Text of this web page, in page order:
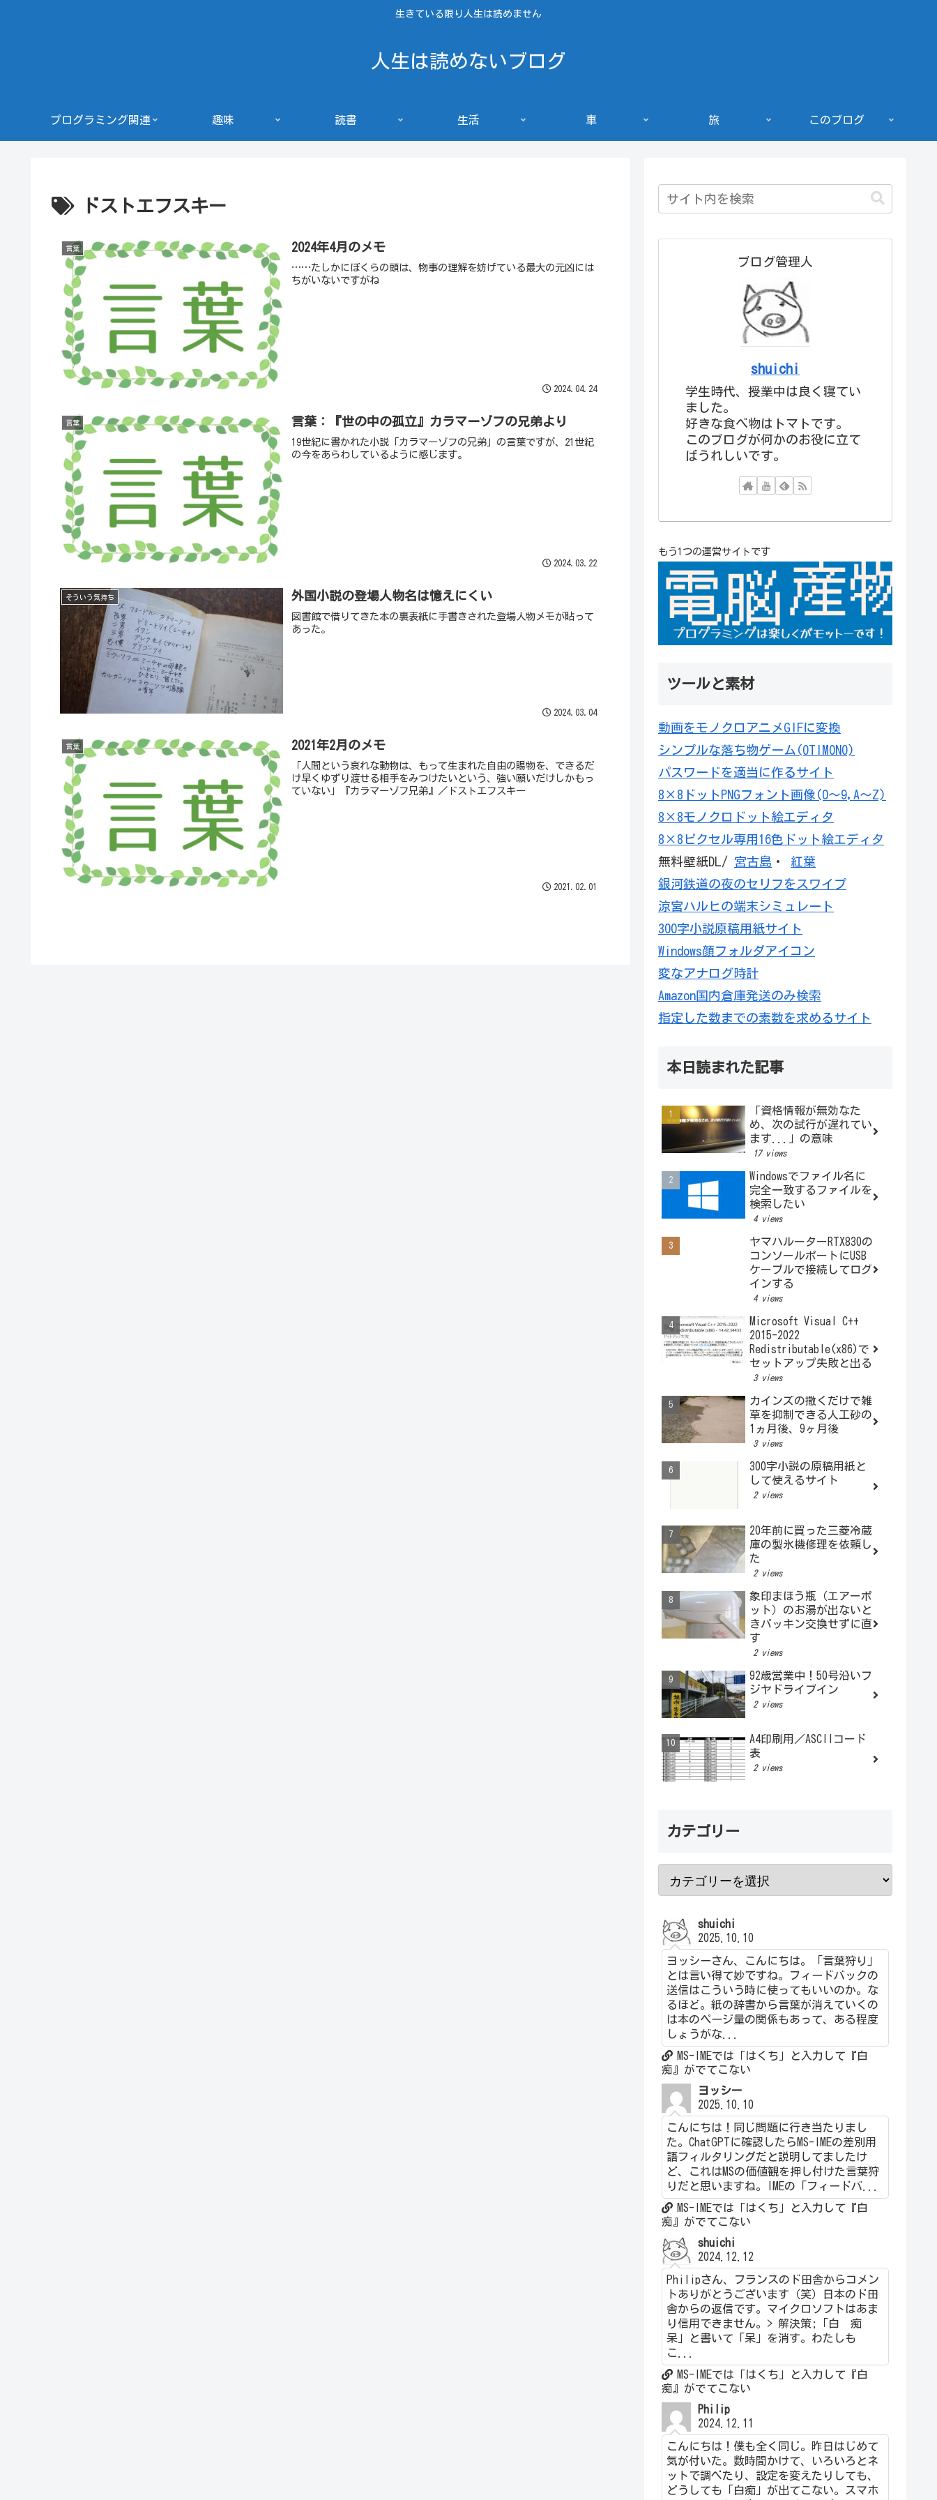
生きている限り人生は読めません
人生は読めないブログ
プログラミング関連 趣味 読書 生活 車 旅 このブログ
ドストエフスキー
言葉 2024年4月のメモ
……たしかにぼくらの頭は、物事の理解を妨げている最大の元凶には
ちがいないですがね
2024.04.24
言葉 言葉：『世の中の孤立』カラマーゾフの兄弟より
19世紀に書かれた小説「カラマーゾフの兄弟」の言葉ですが、21世紀
の今をあらわしているように感じます。
2024.03.22
そういう気持ち 外国小説の登場人物名は憶えにくい
図書館で借りてきた本の裏表紙に手書きされた登場人物メモが貼って
あった。
2024.03.04
言葉 2021年2月のメモ
「人間という哀れな動物は、もって生まれた自由の賜物を、できるだ
け早くゆずり渡せる相手をみつけたいという、強い願いだけしかもっ
ていない」『カラマーゾフ兄弟』／ドストエフスキー
2021.02.01
ブログ管理人
shuichi
学生時代、授業中は良く寝てい
ました。
好きな食べ物はトマトです。
このブログが何かのお役に立て
ばうれしいです。
もう1つの運営サイトです
ツールと素材
動画をモノクロアニメGIFに変換
シンプルな落ち物ゲーム(OTIMONO)
パスワードを適当に作るサイト
8×8ドットPNGフォント画像(0～9,A～Z)
8×8モノクロドット絵エディタ
8×8ピクセル専用16色ドット絵エディタ
無料壁紙DL/ 宮古島 ・ 紅葉
銀河鉄道の夜のセリフをスワイプ
涼宮ハルヒの端末シミュレート
300字小説原稿用紙サイト
Windows顔フォルダアイコン
変なアナログ時計
Amazon国内倉庫発送のみ検索
指定した数までの素数を求めるサイト
本日読まれた記事
「資格情報が無効なた
め、次の試行が遅れてい
ます...」の意味
17 views
Windowsでファイル名に
完全一致するファイルを
検索したい
4 views
ヤマハルーターRTX830の
コンソールポートにUSB
ケーブルで接続してログ
インする
4 views
Microsoft Visual C++
2015-2022
Redistributable(x86)で
セットアップ失敗と出る
3 views
カインズの撒くだけで雑
草を抑制できる人工砂の
1ヵ月後、9ヶ月後
3 views
300字小説の原稿用紙と
して使えるサイト
2 views
20年前に買った三菱冷蔵
庫の製氷機修理を依頼し
た
2 views
象印まほう瓶（エアーポ
ット）のお湯が出ないと
きパッキン交換せずに直
す
2 views
92歳営業中！50号沿いフ
ジヤドライブイン
2 views
A4印刷用／ASCIIコード
表
2 views
カテゴリー
shuichi
2025.10.10
ヨッシーさん、こんにちは。「言葉狩り」
とは言い得て妙ですね。フィードバックの
送信はこういう時に使ってもいいのか。な
るほど。紙の辞書から言葉が消えていくの
は本のページ量の関係もあって、ある程度
しょうがな...
MS-IMEでは「はくち」と入力して『白
痴』がでてこない
ヨッシー
2025.10.10
こんにちは！同じ問題に行き当たりまし
た。ChatGPTに確認したらMS-IMEの差別用
語フィルタリングだと説明してましたけ
ど、これはMSの価値観を押し付けた言葉狩
りだと思いますね。IMEの「フィードバ...
MS-IMEでは「はくち」と入力して『白
痴』がでてこない
shuichi
2024.12.12
Philipさん、フランスのド田舎からコメン
トありがとうございます（笑）日本のド田
舎からの返信です。マイクロソフトはあま
り信用できません。> 解決策;「白 痴
呆」と書いて「呆」を消す。わたしも
こ...
MS-IMEでは「はくち」と入力して『白
痴』がでてこない
Philip
2024.12.11
こんにちは！僕も全く同じ。昨日はじめて
気が付いた。数時間かけて、いろいろとネ
ットで調べたり、設定を変えたりしても、
どうしても「白痴」が出てこない。スマホ